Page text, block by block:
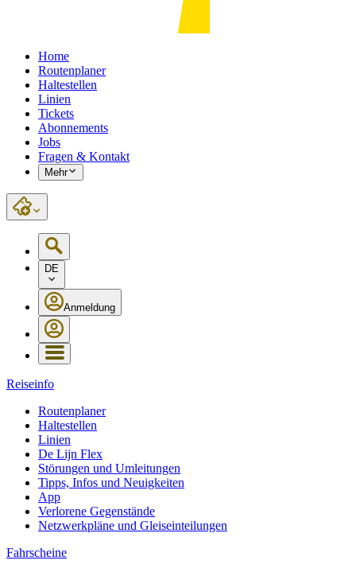
Home
Routenplaner
Haltestellen
Linien
Tickets
Abonnements
Jobs
Fragen & Kontakt
Mehr
DE
Anmeldung
Reiseinfo
Routenplaner
Haltestellen
Linien
De Lijn Flex
Störungen und Umleitungen
Tipps, Infos und Neuigkeiten
App
Verlorene Gegenstände
Netzwerkpläne und Gleiseinteilungen
Fahrscheine